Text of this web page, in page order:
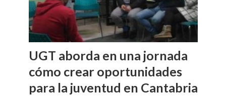
UGT aborda en una jornada
cómo crear oportunidades
para la juventud en Cantabria